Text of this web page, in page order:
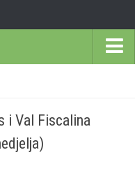
Željezničar 2025
i Val Fiscalina